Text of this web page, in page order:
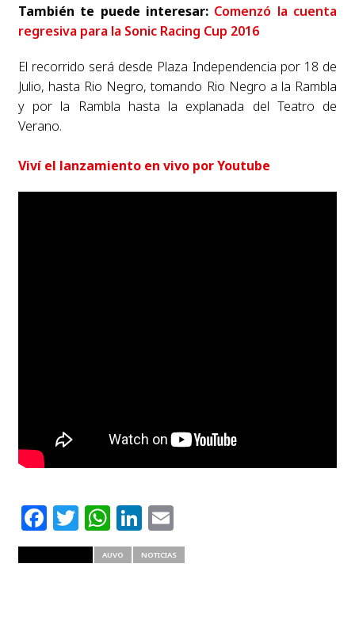
También te puede interesar: Comenzó la cuenta
regresiva para la Sonic Racing Cup 2016
El recorrido será desde Plaza Independencia por 18 de
Julio, hasta Rio Negro, tomando Rio Negro a la Rambla
y por la Rambla hasta la explanada del Teatro de
Verano.
Viví el lanzamiento en vivo por Youtube
Facebook
Twitter
WhatsApp
LinkedIn
Email
AUVO NOTICIAS